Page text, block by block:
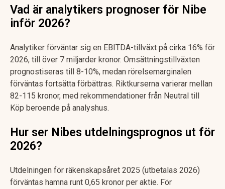
Vad är analytikers prognoser för Nibe
inför 2026?
Analytiker förväntar sig en EBITDA-tillväxt på cirka 16% för
2026, till över 7 miljarder kronor. Omsättningstillväxten
prognostiseras till 8-10%, medan rörelsemarginalen
förväntas fortsätta förbättras. Riktkurserna varierar mellan
82-115 kronor, med rekommendationer från Neutral till
Köp beroende på analyshus.
Hur ser Nibes utdelningsprognos ut för
2026?
Utdelningen för räkenskapsåret 2025 (utbetalas 2026)
förväntas hamna runt 0,65 kronor per aktie. För